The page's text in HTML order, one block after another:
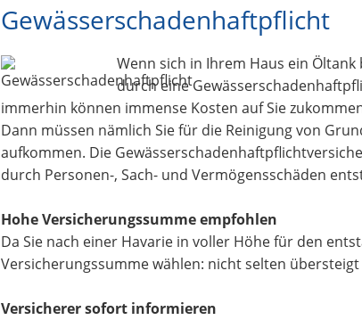
Gewässerschadenhaftpflicht
Wenn sich in Ihrem Haus ein
durch eine
immerhin können immense Kosten auf Sie
Dann müssen nämlich Sie für die Reinigung von
aufkommen. Die
durch Personen-, Sach- und Vermögensschäden
Hohe Versicherungssumme empfohlen
Da Sie nach einer Havarie in voller Höhe für den
Versicherungssumme wählen: nicht selten
Versicherer sofort informieren